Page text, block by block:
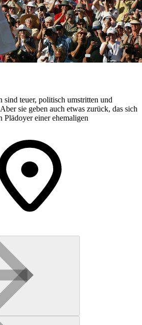
sind teuer, politisch umstritten und
sie geben auch etwas zurück, das sich
Plädoyer einer ehemaligen